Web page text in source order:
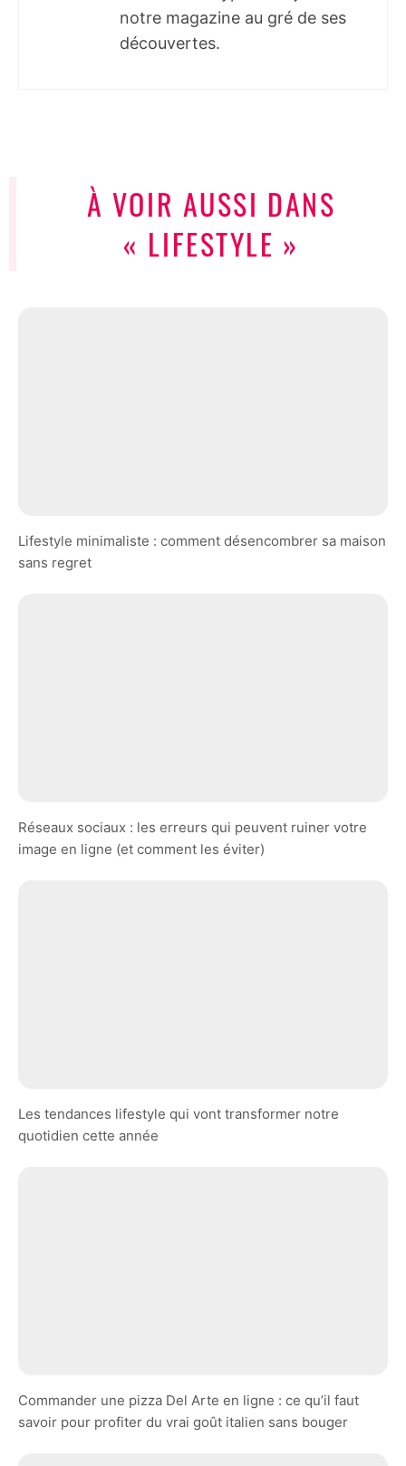
notre magazine au gré de ses
découvertes.
À VOIR AUSSI DANS
« LIFESTYLE »
Lifestyle minimaliste : comment désencombrer sa maison
sans regret
Réseaux sociaux : les erreurs qui peuvent ruiner votre
image en ligne (et comment les éviter)
Les tendances lifestyle qui vont transformer notre
quotidien cette année
Commander une pizza Del Arte en ligne : ce qu’il faut
savoir pour profiter du vrai goût italien sans bouger